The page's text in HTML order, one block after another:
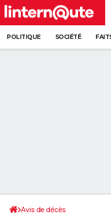
POLITIQUE SOCIÉTÉ
Avis de décès